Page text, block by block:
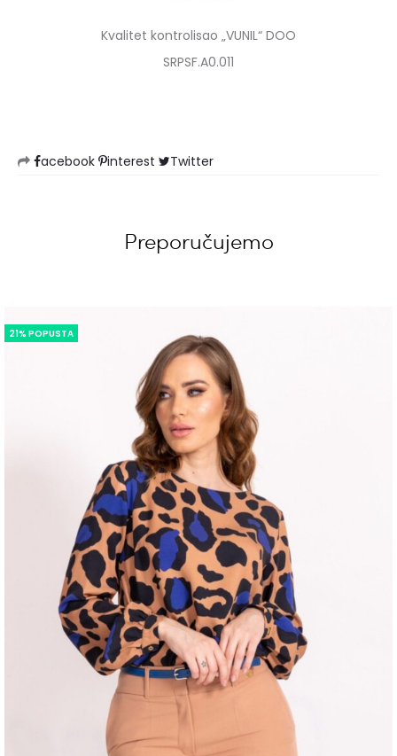
Kvalitet kontrolisao „VUNIL“ DOO
SRPSF.A0.011
acebook interest Twitter
Preporučujemo
21% POPUSTA